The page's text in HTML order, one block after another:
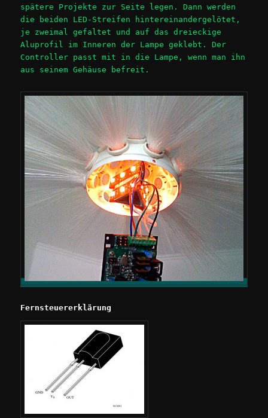
spätere Projekte zur Seite legen. Dann werden
die beiden LED-Streifen hintereinandergelötet,
je zweimal gefaltet und auf das dreieckige
Aluprofil im Inneren der Lampe geklebt. Der
Controller passt mit in die Lampe, wenn man ihn
aus seinem Gehäuse befreit.
Fernsteuererklärung